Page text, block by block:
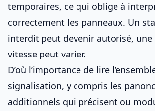
temporaires, ce qui oblige à
correctement les panneaux. Un
interdit peut devenir autorisé,
vitesse peut varier.
D’où l’importance de lire
signalisation, y compris les
additionnels qui précisent ou